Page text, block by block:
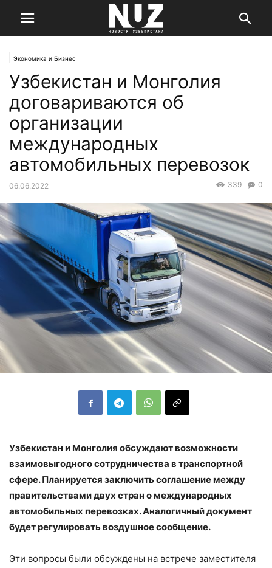
Экономика и Бизнес
Узбекистан и Монголия
договариваются об
организации
международных
автомобильных перевозок
06.06.2022 0
339
Узбекистан и Монголия обсуждают возможности
взаимовыгодного сотрудничества в транспортной
сфере. Планируется заключить соглашение между
правительствами двух стран о международных
автомобильных перевозках. Аналогичный документ
будет регулировать воздушное сообщение.
Эти вопросы были обсуждены на встрече заместителя